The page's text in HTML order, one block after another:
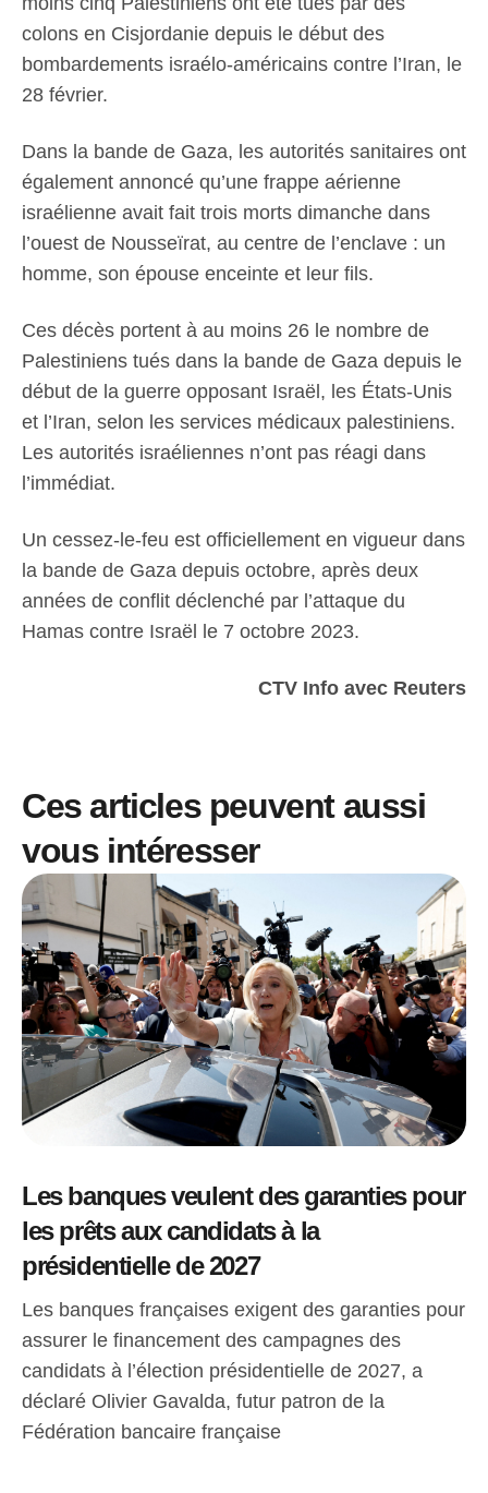
colons en Cisjordanie depuis le début des
bombardements israélo-américains contre l’Iran, le
28 février.
Dans la bande de Gaza, les autorités sanitaires ont
également annoncé qu’une frappe aérienne
israélienne avait fait trois morts dimanche dans
l’ouest de Nousseïrat, au centre de l’enclave : un
homme, son épouse enceinte et leur fils.
Ces décès portent à au moins 26 le nombre de
Palestiniens tués dans la bande de Gaza depuis le
début de la guerre opposant Israël, les États-Unis
et l’Iran, selon les services médicaux palestiniens.
Les autorités israéliennes n’ont pas réagi dans
l’immédiat.
Un cessez-le-feu est officiellement en vigueur dans
la bande de Gaza depuis octobre, après deux
années de conflit déclenché par l’attaque du
Hamas contre Israël le 7 octobre 2023.
CTV Info avec Reuters
Ces articles peuvent aussi
vous intéresser
Les banques veulent des garanties pour
les prêts aux candidats à la
présidentielle de 2027
Les banques françaises exigent des garanties pour
assurer le financement des campagnes des
candidats à l’élection présidentielle de 2027, a
déclaré Olivier Gavalda, futur patron de la
Fédération bancaire française